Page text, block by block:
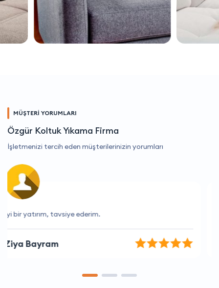
MÜŞTERİ YORUMLARI
Özgür Koltuk Yıkama Firma
İşletmenizi tercih eden müşterilerinizin yorumları
Kesinlikle tavsiye ederim, hizmetleri mükemmel.
Aslı Demir